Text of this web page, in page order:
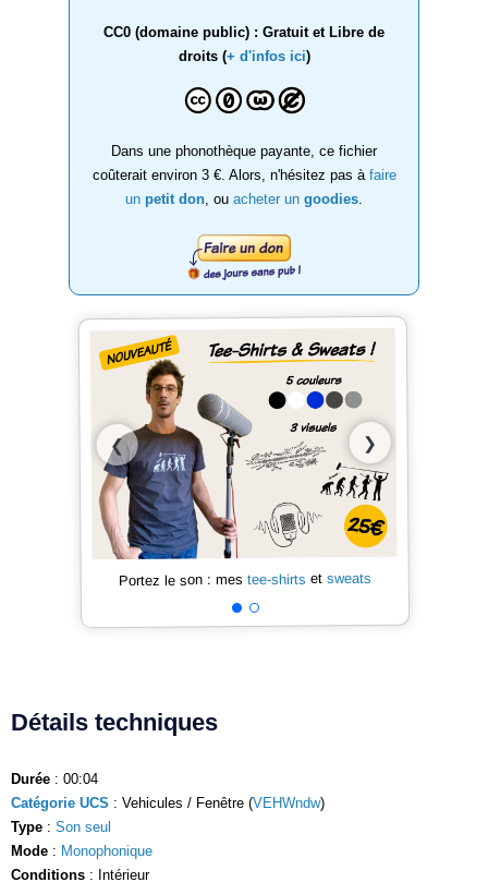
CC0 (domaine public) : Gratuit et Libre de
droits (+ d'infos ici)
Dans une phonothèque payante, ce fichier
coûterait environ 3 €. Alors, n'hésitez pas à faire
un petit don , ou acheter un goodies
❮ ❯
Portez le son : mes tee-shirts et sweats
Détails techniques
Durée : 00:04
Catégorie UCS : Vehicules / Fenêtre (VEHWndw)
Type : Son seul
Mode : Monophonique
Conditions : Intérieur